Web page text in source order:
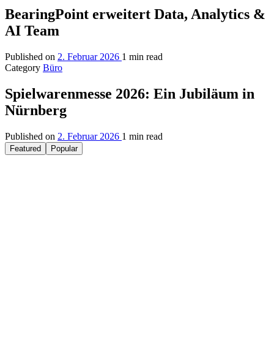
BearingPoint erweitert Data, Analytics &
AI Team
Published on 2. Februar 2026 1 min read
Category Büro
Spielwarenmesse 2026: Ein Jubiläum in
Nürnberg
Published on 2. Februar 2026 1 min read
Featured Popular